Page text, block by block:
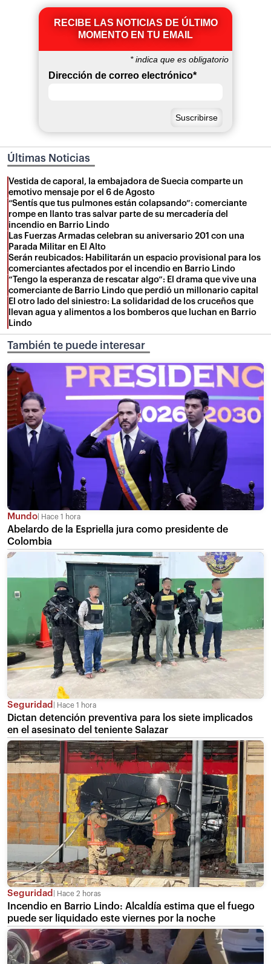
RECIBE LAS NOTICIAS DE ÚLTIMO
MOMENTO EN TU EMAIL
*indica que es obligatorio
Dirección de correo electrónico*
Últimas Noticias
Vestida de caporal, la embajadora de Suecia comparte un
emotivo mensaje por el 6 de Agosto
“Sentís que tus pulmones están colapsando”: comerciante
rompe en llanto tras salvar parte de su mercadería del
incendio en Barrio Lindo
Las Fuerzas Armadas celebran su aniversario 201 con una
Parada Militar en El Alto
Serán reubicados: Habilitarán un espacio provisional para los
comerciantes afectados por el incendio en Barrio Lindo
“Tengo la esperanza de rescatar algo”: El drama que vive una
comerciante de Barrio Lindo que perdió un millonario capital
El otro lado del siniestro: La solidaridad de los cruceños que
llevan agua y alimentos a los bomberos que luchan en Barrio
Lindo
También te puede interesar
Mundo Hace 1 hora
Abelardo de la Espriella jura como presidente de
Colombia
Seguridad Hace 1 hora
Dictan detención preventiva para los siete implicados
en el asesinato del teniente Salazar
Seguridad Hace 2 horas
Incendio en Barrio Lindo: Alcaldía estima que el fuego
puede ser liquidado este viernes por la noche